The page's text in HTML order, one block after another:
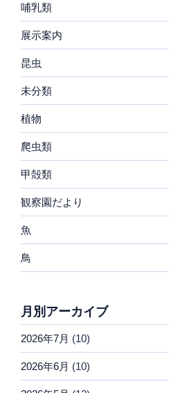
哺乳類
展示案内
昆虫
未分類
植物
爬虫類
甲殻類
観察園だより
魚
鳥
月別アーカイブ
2026年7月 (10)
2026年6月 (10)